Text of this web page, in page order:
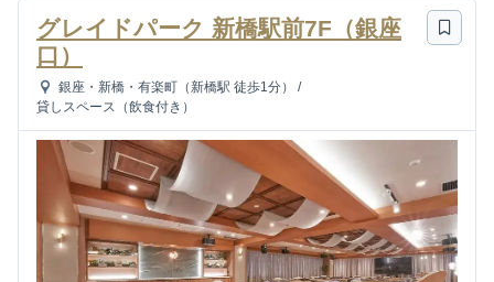
グレイドパーク 新橋駅前7F（銀座
口）
銀座・新橋・有楽町（新橋駅 徒歩1分）
/
貸しスペース（飲食付き）